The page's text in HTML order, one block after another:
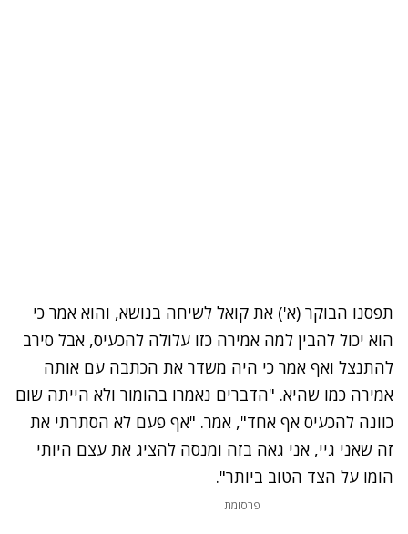
תפסנו הבוקר (א') את קואל לשיחה בנושא, והוא אמר כי
הוא יכול להבין למה אמירה כזו עלולה להכעיס, אבל סירב
להתנצל ואף אמר כי היה משדר את הכתבה עם אותה
אמירה כמו שהיא. "הדברים נאמרו בהומור ולא הייתה שום
כוונה להכעיס אף אחד", אמר. "אף פעם לא הסתרתי את
זה שאני גיי, אני גאה בזה ומנסה להציג את עצם היותי
הומו על הצד הטוב ביותר".
פרסומת